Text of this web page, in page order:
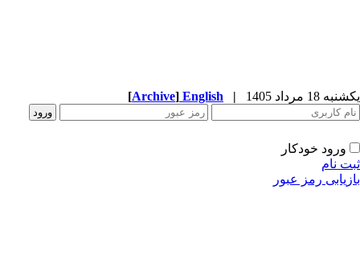
18 مرداد 1405 |
English
[Archive]
ورود خودکار
نام
رمز عبور